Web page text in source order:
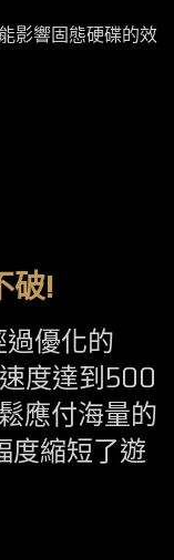
影響固態硬碟的效
破!
過優化的
度達到500
應付海量的
度縮短了遊